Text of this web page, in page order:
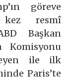
göreve
resmî
Başkan
Komisyonu
ile ilk
Paris’te